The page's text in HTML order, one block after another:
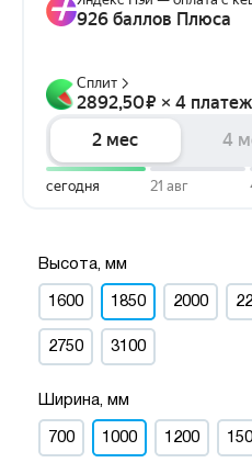
Высота, мм
1600 1850 2000
2750 3100
Ширина, мм
700 1000 1200